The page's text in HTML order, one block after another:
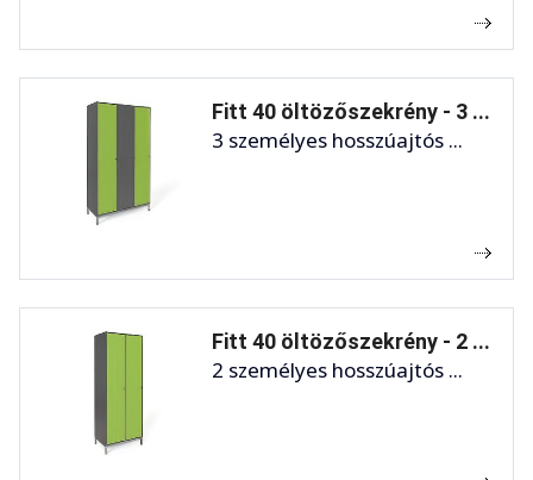
Fitt 40 öltözőszekrény - 3 ...
3 személyes hosszúajtós ...
Fitt 40 öltözőszekrény - 2 ...
2 személyes hosszúajtós ...